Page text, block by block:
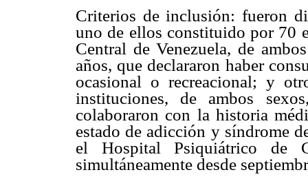
Criterios de inclusión: fueron
uno de ellos constituido por 70
Central de Venezuela, de
años, que declararon haber
ocasional o recreacional; y
instituciones, de ambos
colaboraron con la historia
estado de adicción y síndrome
el Hospital Psiquiátrico de
simultáneamente desde